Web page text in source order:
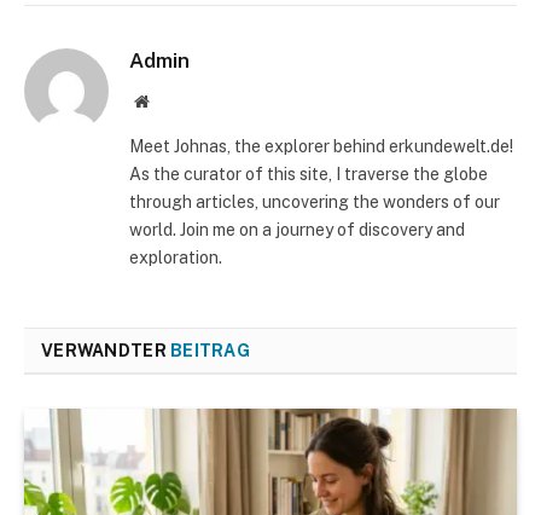
Admin
Website
Meet Johnas, the explorer behind erkundewelt.de!
As the curator of this site, I traverse the globe
through articles, uncovering the wonders of our
world. Join me on a journey of discovery and
exploration.
VERWANDTER BEITRAG